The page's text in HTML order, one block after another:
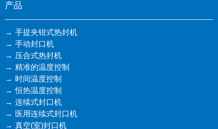
产品
手提夹钳式热封机
手动封口机
压合式热封机
精准的温度控制
时间温度控制
恒热温度控制
连续式封口机
医用连续式封口机
真空(室)封口机